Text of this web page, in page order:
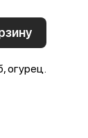
огурец.